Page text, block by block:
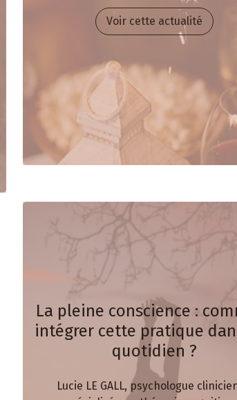
Voir cette actualité
La pleine conscience :
intégrer cette pratique
quotidien ?
Lucie LE GALL, psychologue